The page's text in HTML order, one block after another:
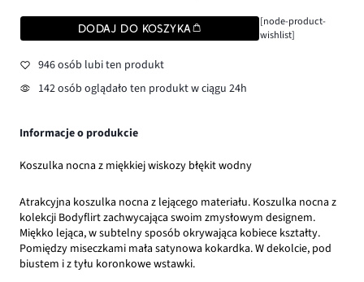
DODAJ DO KOSZYKA
[node-product-
wishlist]
946 osób lubi ten produkt
142 osób oglądało ten produkt w ciągu 24h
Informacje o produkcie
Koszulka nocna z miękkiej wiskozy błękit wodny
Atrakcyjna koszulka nocna z lejącego materiału. Koszulka nocna z
kolekcji Bodyflirt zachwycająca swoim zmysłowym designem.
Miękko lejąca, w subtelny sposób okrywająca kobiece kształty.
Pomiędzy miseczkami mała satynowa kokardka. W dekolcie, pod
biustem i z tyłu koronkowe wstawki.